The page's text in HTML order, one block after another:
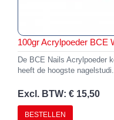
100gr Acrylpoeder BCE
De BCE Nails Acrylpoeder
heeft de hoogste nagelstudi..
Excl. BTW: € 15,50
BESTELLEN